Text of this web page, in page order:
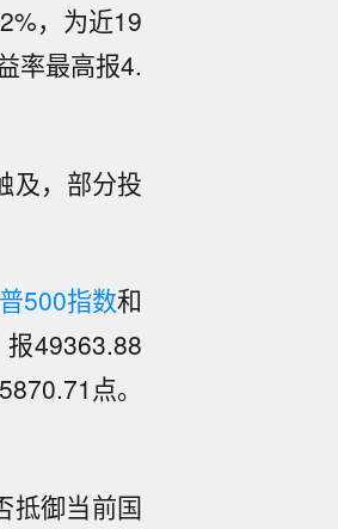
，为近19
率最高报4.
及，部分投
500指数和
49363.88
点。
抵御当前国